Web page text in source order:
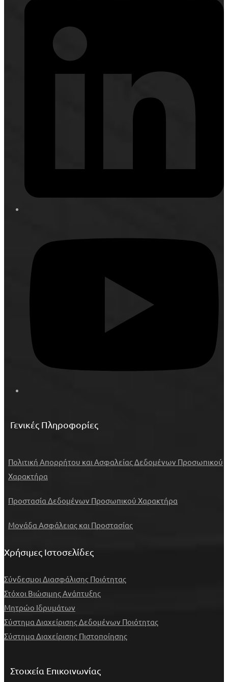
Γενικές Πληροφορίες
Πολιτική Απορρήτου και Ασφαλείας Δεδομένων Προσωπικού
Χαρακτήρα
Προστασία Δεδομένων Προσωπικού Χαρακτήρα
Μονάδα Ασφάλειας και Προστασίας
Χρήσιμες Ιστοσελίδες
Σύνδεσμοι Διασφάλισης Ποιότητας
Στόχοι Βιώσιμης Ανάπτυξης
Μητρώο Ιδρυμάτων
Σύστημα Διαχείρισης Δεδομένων Ποιότητας
Σύστημα Διαχείρισης Πιστοποίησης
Στοιχεία Επικοινωνίας